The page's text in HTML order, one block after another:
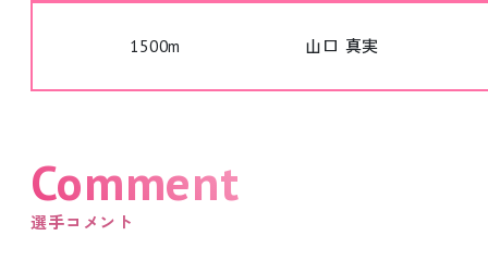
1500m 山口 真実
Comment
選手コメント